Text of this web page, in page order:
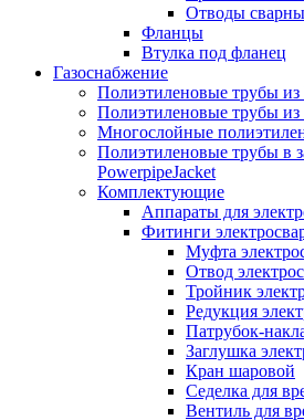
Отводы
Фланцы
Втулка под фланец
Газоснабжение
Полиэтиленовые трубы
Полиэтиленовые трубы
Многослойные
Полиэтиленовые трубы в
PowerpipeJacket
Комплектующие
Аппараты для
Фитинги
Муфта
Отвод
Тройник
Редукция
Патрубок-
Заглушка
Кран шаровой
Седелка для
Вентиль для